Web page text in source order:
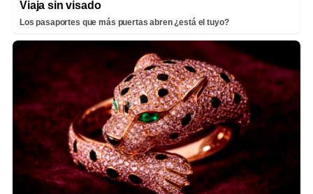
Viaja sin visado
Los pasaportes que más puertas abren ¿está el tuyo?